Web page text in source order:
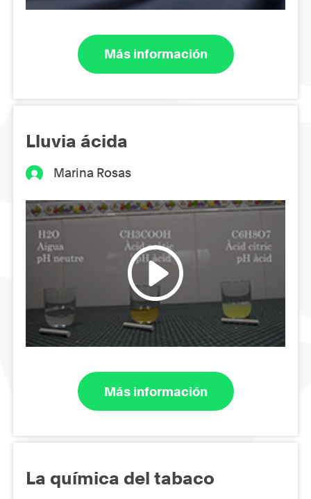
Más información
Lluvia ácida
Marina Rosas
Más información
La química del tabaco